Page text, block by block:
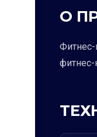
О
Фитнес-
фитнес-